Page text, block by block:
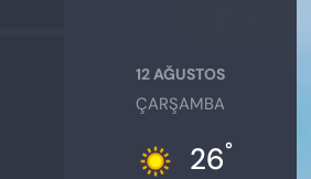
12 AĞUSTOS
ÇARŞAMBA
26°